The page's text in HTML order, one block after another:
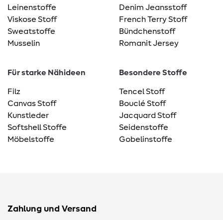
Leinenstoffe
Viskose Stoff
Sweatstoffe
Musselin
Denim Jeansstoff
French Terry Stoff
Bündchenstoff
Romanit Jersey
Für starke Nähideen
Filz
Canvas Stoff
Kunstleder
Softshell Stoffe
Möbelstoffe
Besondere Stoffe
Tencel Stoff
Bouclé Stoff
Jacquard Stoff
Seidenstoffe
Gobelinstoffe
Zahlung und Versand